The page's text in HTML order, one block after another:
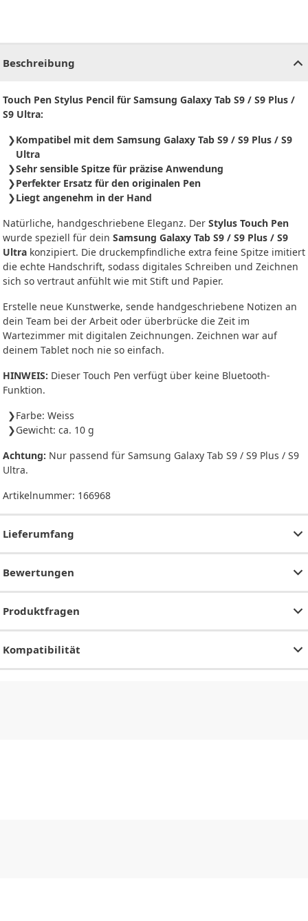
Beschreibung
Touch Pen Stylus Pencil für Samsung Galaxy Tab S9 / S9 Plus /
S9 Ultra:
Kompatibel mit dem Samsung Galaxy Tab S9 / S9 Plus / S9
Ultra
Sehr sensible Spitze für präzise Anwendung
Perfekter Ersatz für den originalen Pen
Liegt angenehm in der Hand
Natürliche, handgeschriebene Eleganz. Der Stylus Touch Pen
wurde speziell für dein Samsung Galaxy Tab S9 / S9 Plus / S9
Ultra konzipiert. Die druckempfindliche extra feine Spitze imitiert
die echte Handschrift, sodass digitales Schreiben und Zeichnen
sich so vertraut anfühlt wie mit Stift und Papier.
Erstelle neue Kunstwerke, sende handgeschriebene Notizen an
dein Team bei der Arbeit oder überbrücke die Zeit im
Wartezimmer mit digitalen Zeichnungen. Zeichnen war auf
deinem Tablet noch nie so einfach.
HINWEIS: Dieser Touch Pen verfügt über keine Bluetooth-
Funktion.
Farbe: Weiss
Gewicht: ca. 10 g
Achtung: Nur passend für Samsung Galaxy Tab S9 / S9 Plus / S9
Ultra.
Artikelnummer: 166968
Lieferumfang
Bewertungen
Produktfragen
Kompatibilität